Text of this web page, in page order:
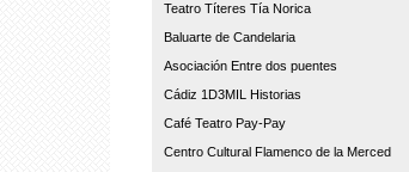
Teatro Títeres Tía Norica
Baluarte de Candelaria
Asociación Entre dos puentes
Cádiz 1D3MIL Historias
Café Teatro Pay-Pay
Centro Cultural Flamenco de la Merced